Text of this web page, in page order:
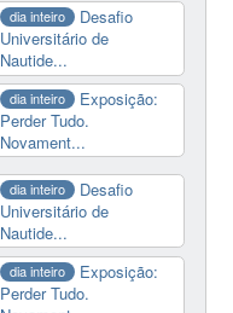
dia inteiro
Desafio
Universitário de
Nautide...
dia inteiro
Exposição:
Perder Tudo.
Novament...
dia inteiro
Desafio
Universitário de
Nautide...
dia inteiro
Exposição:
Perder Tudo.